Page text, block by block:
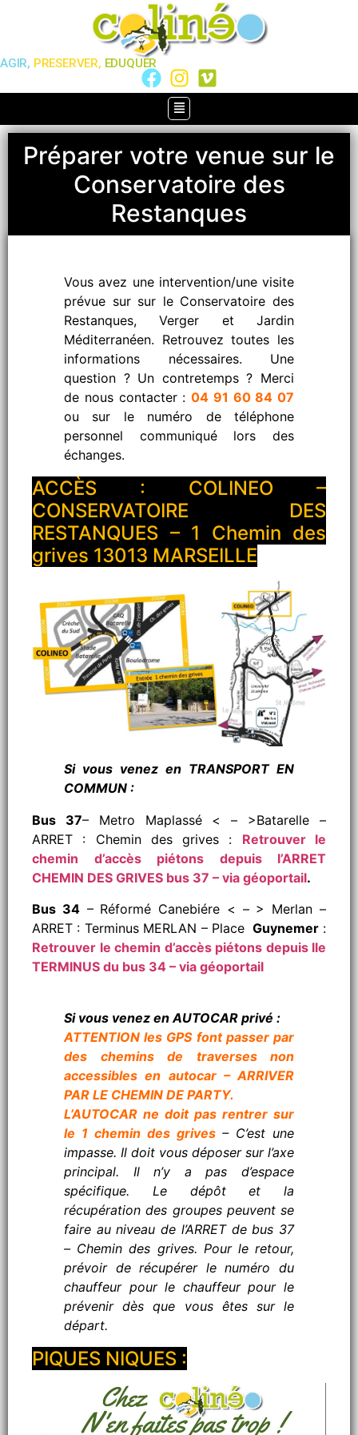
AGIR, PRESERVER, EDUQUER
Préparer votre venue sur le
Conservatoire des
Restanques
Vous avez une intervention/une visite
prévue sur sur le Conservatoire des
Restanques, Verger et Jardin
Méditerranéen. Retrouvez toutes les
informations nécessaires. Une
question ? Un contretemps ? Merci
de nous contacter : 04 91 60 84 07
ou sur le numéro de téléphone
personnel communiqué lors des
échanges.
ACCÈS : COLINEO –
CONSERVATOIRE DES
RESTANQUES – 1 Chemin des
grives 13013 MARSEILLE
Si vous venez en TRANSPORT EN
COMMUN :
Bus 37– Metro Maplassé < – >Batarelle –
ARRET : Chemin des grives : Retrouver le
chemin d’accès piétons depuis l’ARRET
CHEMIN DES GRIVES bus 37 – via géoportail.
Bus 34– Réformé Canebiére < – > Merlan –
ARRET : Terminus MERLAN – Place Guynemer:
Retrouver le chemin d’accès piétons depuis lle
TERMINUS du bus 34 – via géoportail
Si vous venez en AUTOCAR privé :
ATTENTION les GPS font passer par
des chemins de traverses non
accessibles en autocar – ARRIVER
PAR LE CHEMIN DE PARTY.
L’AUTOCAR ne doit pas rentrer sur
le 1 chemin des grives – C’est une
impasse. Il doit vous déposer sur l’axe
principal. Il n’y a pas d’espace
spécifique. Le dépôt et la
récupération des groupes peuvent se
faire au niveau de l’ARRET de bus 37
– Chemin des grives. Pour le retour,
prévoir de récupérer le numéro du
chauffeur pour le chauffeur pour le
prévenir dès que vous êtes sur le
départ.
PIQUES NIQUES :